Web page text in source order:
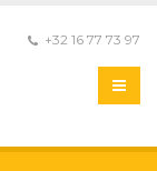
+32 16 77 73 97